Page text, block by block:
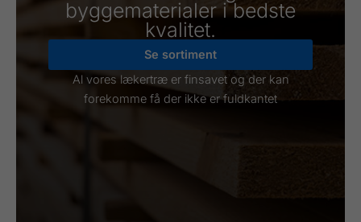
byggematerialer i bedste
kvalitet.
Se sortiment
Al vores lækertræ er finsavet og der kan
forekomme få der ikke er fuldkantet